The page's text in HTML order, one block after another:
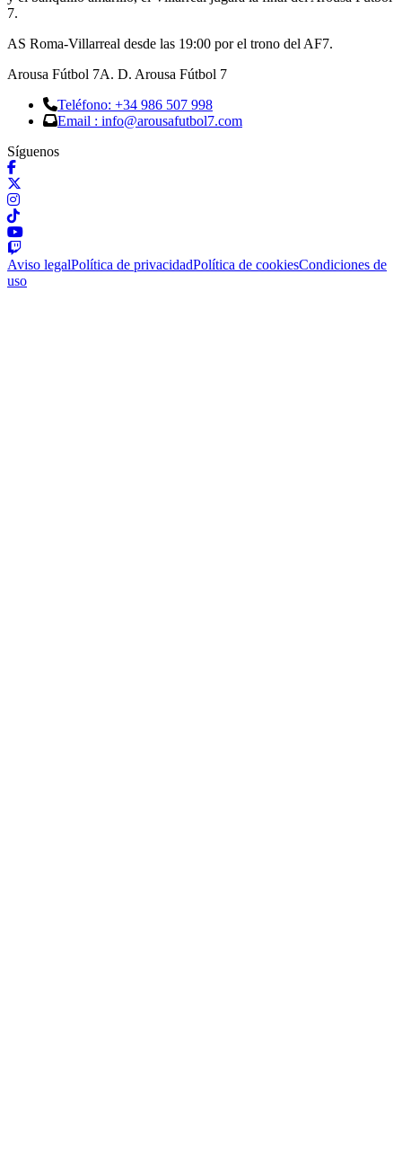
7.
AS Roma-Villarreal desde las 19:00 por el trono del AF7.
Arousa Fútbol 7A. D. Arousa Fútbol 7
Teléfono: +34 986 507 998
Email : info@arousafutbol7.com
Síguenos
Aviso legalPolítica de privacidadPolítica de cookiesCondiciones de
uso